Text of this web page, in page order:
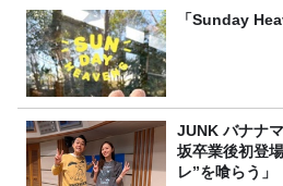
「Sunday
JUNK バナナマン「梅澤美波さん、乃木
坂卒業後初登
レ”を喰らう」